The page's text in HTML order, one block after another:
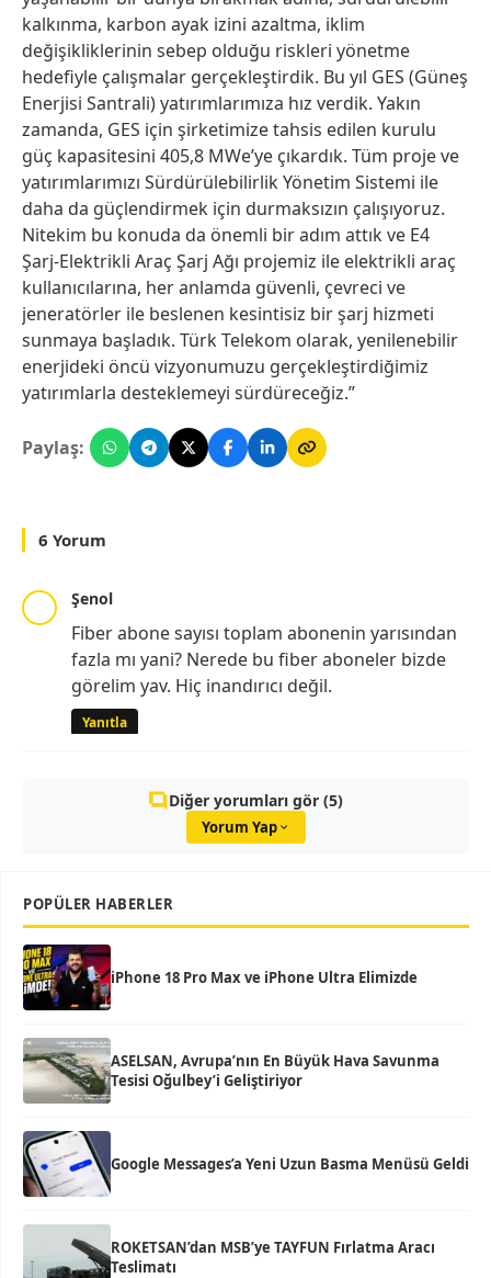
kalkınma, karbon ayak izini azaltma, iklim
değişikliklerinin sebep olduğu riskleri yönetme
hedefiyle çalışmalar gerçekleştirdik. Bu yıl GES (Güneş
Enerjisi Santrali) yatırımlarımıza hız verdik. Yakın
zamanda, GES için şirketimize tahsis edilen kurulu
güç kapasitesini 405,8 MWe’ye çıkardık. Tüm proje ve
yatırımlarımızı Sürdürülebilirlik Yönetim Sistemi ile
daha da güçlendirmek için durmaksızın çalışıyoruz.
Nitekim bu konuda da önemli bir adım attık ve E4
Şarj-Elektrikli Araç Şarj Ağı projemiz ile elektrikli araç
kullanıcılarına, her anlamda güvenli, çevreci ve
jeneratörler ile beslenen kesintisiz bir şarj hizmeti
sunmaya başladık. Türk Telekom olarak, yenilenebilir
enerjideki öncü vizyonumuzu gerçekleştirdiğimiz
yatırımlarla desteklemeyi sürdüreceğiz.”
Paylaş:
6 Yorum
Şenol
Fiber abone sayısı toplam abonenin yarısından
fazla mı yani? Nerede bu fiber aboneler bizde
görelim yav. Hiç inandırıcı değil.
Yanıtla
Diğer yorumları gör (5)
Yorum Yap
POPÜLER HABERLER
iPhone 18 Pro Max ve iPhone Ultra Elimizde
ASELSAN, Avrupa’nın En Büyük Hava Savunma
Tesisi Oğulbey’i Geliştiriyor
Google Messages’a Yeni Uzun Basma Menüsü Geldi
ROKETSAN’dan MSB’ye TAYFUN Fırlatma Aracı
Teslimatı